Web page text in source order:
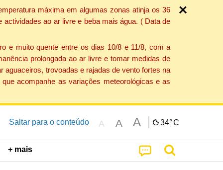
máxima em algumas zonas atinja os 36
ao ar livre e beba mais água. ( Data de
e muito quente entre os dias 10/8 e 11/8, com a
prolongada ao ar livre e tomar medidas de
trovoadas e rajadas de vento fortes na
acompanhe as variações meteorológicas e as
Saltar para o conteúdo A A A 34°C
+ mais